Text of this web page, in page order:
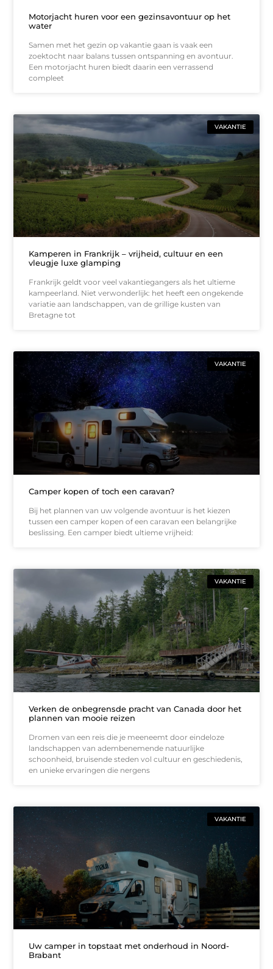
Motorjacht huren voor een gezinsavontuur op het
water
Samen met het gezin op vakantie gaan is vaak een
zoektocht naar balans tussen ontspanning en avontuur.
Een motorjacht huren biedt daarin een verrassend
compleet
VAKANTIE
Kamperen in Frankrijk – vrijheid, cultuur en een
vleugje luxe glamping
Frankrijk geldt voor veel vakantiegangers als het ultieme
kampeerland. Niet verwonderlijk: het heeft een ongekende
variatie aan landschappen, van de grillige kusten van
Bretagne tot
VAKANTIE
Camper kopen of toch een caravan?
Bij het plannen van uw volgende avontuur is het kiezen
tussen een camper kopen of een caravan een belangrijke
beslissing. Een camper biedt ultieme vrijheid:
VAKANTIE
Verken de onbegrensde pracht van Canada door het
plannen van mooie reizen
Dromen van een reis die je meeneemt door eindeloze
landschappen van adembenemende natuurlijke
schoonheid, bruisende steden vol cultuur en geschiedenis,
en unieke ervaringen die nergens
VAKANTIE
Uw camper in topstaat met onderhoud in Noord-
Brabant